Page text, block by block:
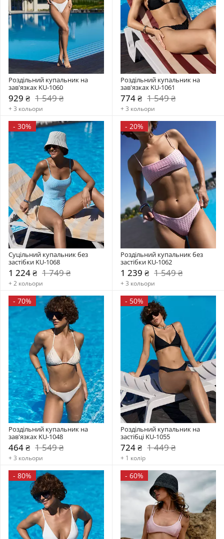
Роздільний купальник на
зав'язках KU-1060
929 ₴ 1 549 ₴
+ 3 кольори
Роздільний купальник на
зав'язках KU-1061
774 ₴ 1 549 ₴
+ 3 кольори
- 30%
Суцільний купальник без
застібки KU-1068
1 224 ₴ 1 749 ₴
+ 2 кольори
- 20%
Роздільний купальник без
застібки KU-1062
1 239 ₴ 1 549 ₴
+ 3 кольори
- 70%
Роздільний купальник на
зав'язках KU-1048
464 ₴ 1 549 ₴
+ 3 кольори
- 50%
Роздільний купальник на
застібці KU-1055
724 ₴ 1 449 ₴
+ 1 колір
- 80% - 60%